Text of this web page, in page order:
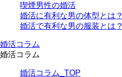
喫煙男性の婚活
婚活に有利な男の体型とは？
婚活で有利な男の服装とは？
婚活コラム
婚活コラム
婚活コラム_TOP